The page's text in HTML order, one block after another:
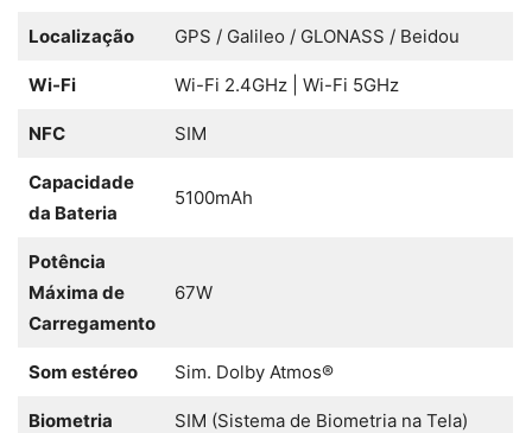
Localização GPS / Galileo / GLONASS / Beidou
Wi-Fi Wi-Fi 2.4GHz | Wi-Fi 5GHz
NFC SIM
Capacidade
da Bateria
5100mAh
Potência
Máxima de
Carregamento
67W
Som estéreo Sim. Dolby Atmos®
Biometria SIM (Sistema de Biometria na Tela)